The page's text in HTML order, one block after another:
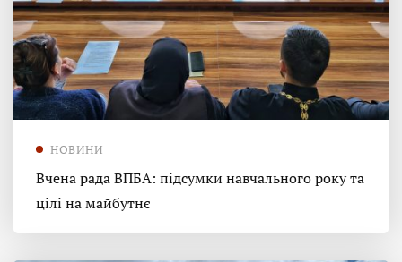
НОВИНИ
Вчена рада ВПБА: підсумки навчального року та
цілі на майбутнє